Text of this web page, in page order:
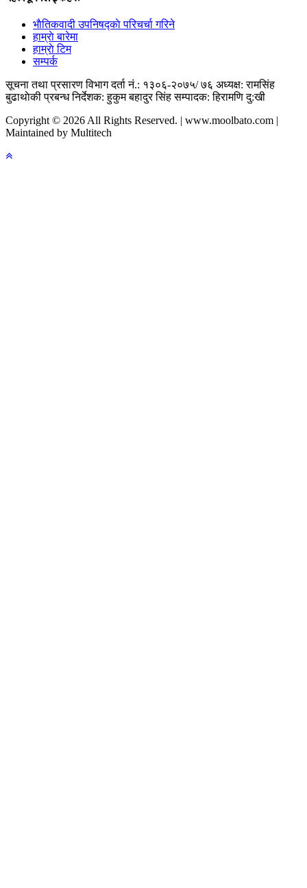
भाैतिकवादी उपनिषद्काे परिचर्चा गरिने
हाम्राे बारेमा
हाम्राे टिम
सम्पर्क
सूचना तथा प्रसारण विभाग दर्ता नं.: १३०६-२०७५/ ७६ अध्यक्ष: रामसिंह
बुढाथाेकी प्रबन्ध निर्देशक: हुकुम बहादुर सिंह सम्पादक: हिरामणि दु:खी
Copyright © 2026 All Rights Reserved. | www.moolbato.com |
Maintained by Multitech